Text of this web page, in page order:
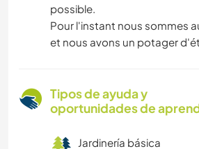
possible.
Pour l'instant nous sommes
et nous avons un potager
Tipos de ayuda y
oportunidades de
Jardinería básica